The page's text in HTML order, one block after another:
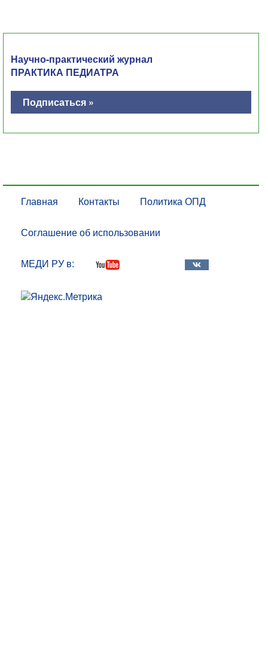
Научно-практический журнал
ПРАКТИКА ПЕДИАТРА
Подписаться »
Главная Контакты Политика ОПД
Соглашение об использовании
МЕДИ РУ в: